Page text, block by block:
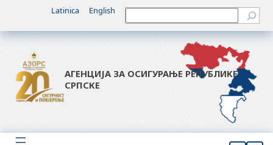
садржај
Latinica English Претрага
АГЕНЦИЈА ЗА ОСИГУРАЊЕ РЕПУБЛИКЕ
СРПСКЕ